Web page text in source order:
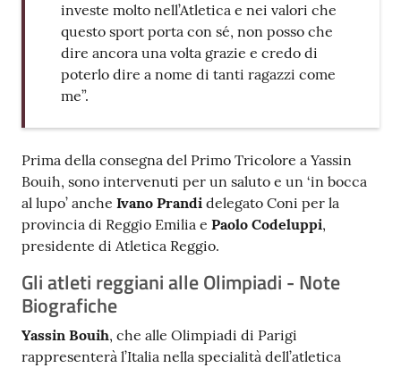
investe molto nell’Atletica e nei valori che
questo sport porta con sé, non posso che
dire ancora una volta grazie e credo di
poterlo dire a nome di tanti ragazzi come
me”.
Prima della consegna del Primo Tricolore a Yassin
Bouih, sono intervenuti per un saluto e un ‘in bocca
al lupo’ anche Ivano Prandi delegato Coni per la
provincia di Reggio Emilia e Paolo Codeluppi,
presidente di Atletica Reggio.
Gli atleti reggiani alle Olimpiadi - Note
Biografiche
Yassin Bouih, che alle Olimpiadi di Parigi
rappresenterà l’Italia nella specialità dell’atletica